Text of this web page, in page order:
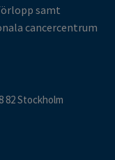
samt
cancercentrum
82 Stockholm